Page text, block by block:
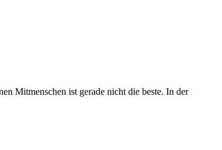
Mitmenschen ist gerade nicht die beste. In der